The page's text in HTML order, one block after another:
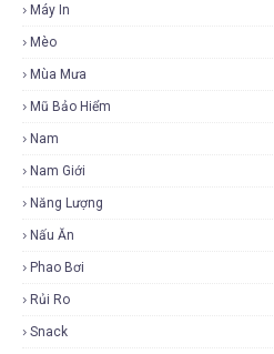
Máy In
Mèo
Mùa Mưa
Mũ Bảo Hiểm
Nam
Nam Giới
Năng Lượng
Nấu Ăn
Phao Bơi
Rủi Ro
Snack